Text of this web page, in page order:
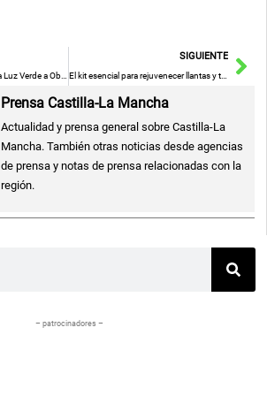
El Gobierno Regional Da Luz Verde a Obras de Emergencia en Puentes de Landete y Embid y Renueva Convenio para Abono de Transporte con Madrid
SIGUIENTE
El kit esencial para rejuvenecer llantas y tapicería de tu auto: cómo lograr un aspecto renovado
Prensa Castilla-La Mancha
Actualidad y prensa general sobre Castilla-La
Mancha. También otras noticias desde agencias
de prensa y notas de prensa relacionadas con la
región.
– patrocinadores –